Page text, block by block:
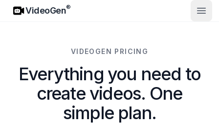
VideoGen
VideoGen®
VIDEOGEN PRICING
Everything you need to
create videos. One
simple plan.